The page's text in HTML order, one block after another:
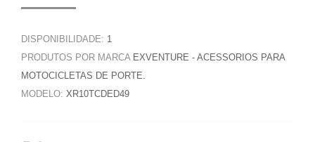
DISPONIBILIDADE: 1
PRODUTOS POR MARCA EXVENTURE - ACESSORIOS PARA
MOTOCICLETAS DE PORTE.
MODELO: XR10TCDED49